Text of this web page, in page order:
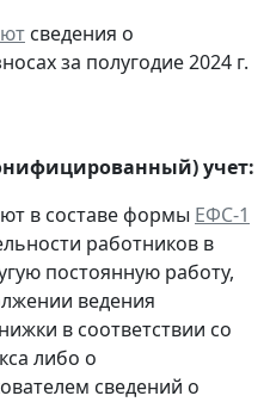
сведения о
за полугодие 2024 г.
учет:
в составе формы ЕФС-1
работников в
постоянную работу,
ведения
в соответствии со
либо о
сведений о